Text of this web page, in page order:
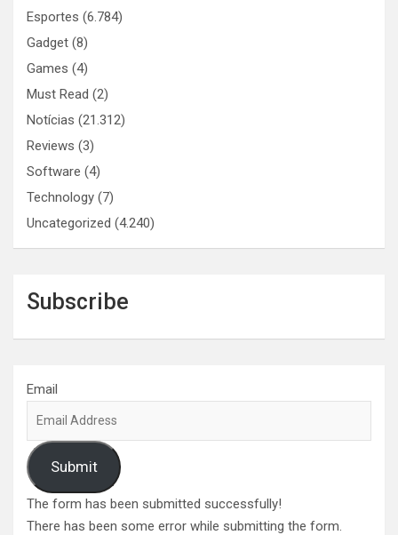
Esportes (6.784)
Gadget (8)
Games (4)
Must Read (2)
Notícias (21.312)
Reviews (3)
Software (4)
Technology (7)
Uncategorized (4.240)
Subscribe
Email
Submit
The form has been submitted successfully!
There has been some error while submitting the form.